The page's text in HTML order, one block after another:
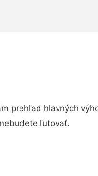
prehľad hlavných
ľutovať.